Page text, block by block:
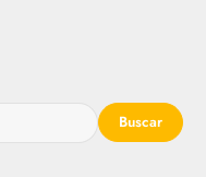
Buscar